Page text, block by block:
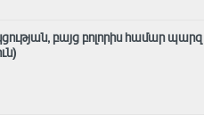
բայց բոլորիս համար պարզ